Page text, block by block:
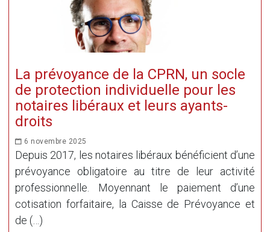
La prévoyance de la CPRN, un socle
de protection individuelle pour les
notaires libéraux et leurs ayants-
droits
6 novembre 2025
Depuis 2017, les notaires libéraux bénéficient d’une
prévoyance obligatoire au titre de leur activité
professionnelle. Moyennant le paiement d’une
cotisation forfaitaire, la Caisse de Prévoyance et
de (…)